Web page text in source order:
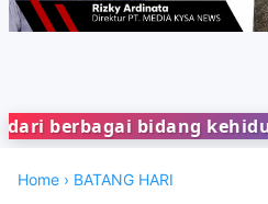
bidang kehidupan
Home › BATANG HARI